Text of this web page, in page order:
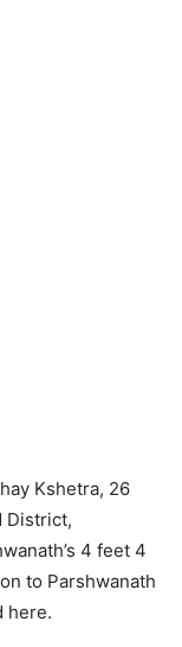
Kshetra, 26
District,
4 feet 4
to Parshwanath
here.